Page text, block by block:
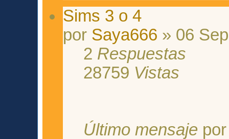
Sims 3 o 4
por Saya666 » 06
2 Respuestas
28759 Vistas
Último mensaje